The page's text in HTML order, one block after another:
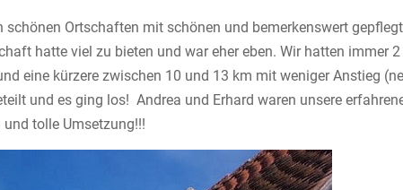
Ortschaften mit schönen und bemerkenswert
hatte viel zu bieten und war eher eben. Wir hatten immer
eine kürzere zwischen 10 und 13 km mit weniger Anstieg
und es ging los! Andrea und Erhard waren unsere
tolle Umsetzung!!!